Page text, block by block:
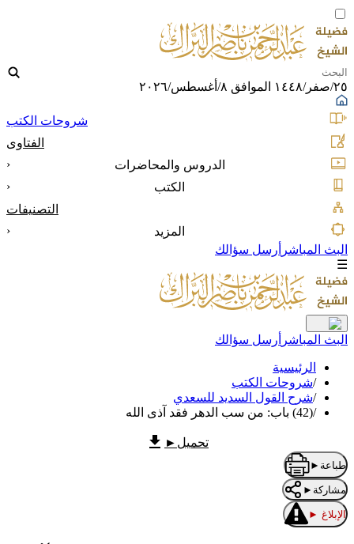
٢٥/صفر/١٤٤٨ الموافق ٨/أغسطس/٢٠٢٦
شروحات الكتب
الفتاوى
الدروس والمحاضرات
‹
الكتب
‹
التصنيفات
المزيد
‹
البث المباشر أرسل سؤالك
☰
البث المباشر أرسل سؤالك
الرئيسية
/شروحات الكتب
/شرح القول السديد للسعدي
/(42) باب: من سب الدهر فقد آذى الله
تحميل ►
طباعة ►
مشاركة ►
الإبلاغ ►